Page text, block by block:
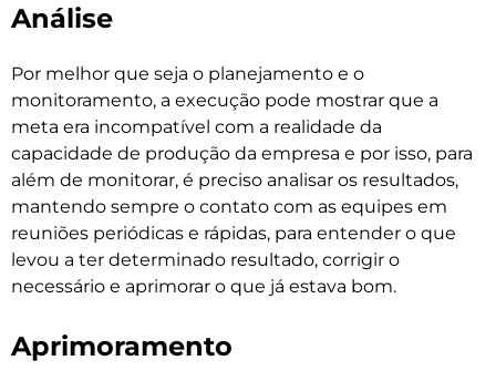
Análise
Por melhor que seja o planejamento e o
monitoramento, a execução pode mostrar que a
meta era incompatível com a realidade da
capacidade de produção da empresa e por isso, para
além de monitorar, é preciso analisar os resultados,
mantendo sempre o contato com as equipes em
reuniões periódicas e rápidas, para entender o que
levou a ter determinado resultado, corrigir o
necessário e aprimorar o que já estava bom.
Aprimoramento